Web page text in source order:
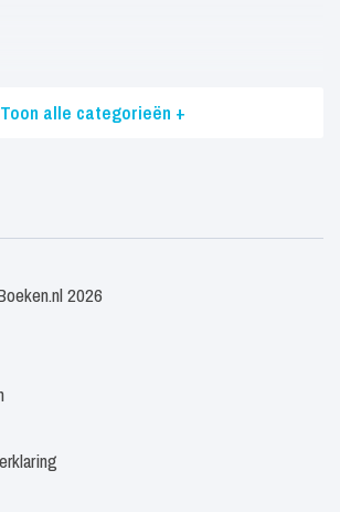
Toon alle categorieën +
2026